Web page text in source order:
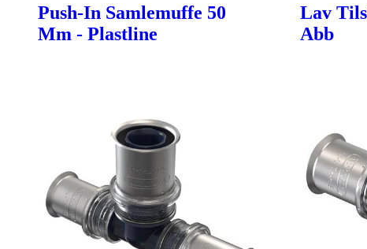
Push-In Samlemuffe 50
Mm - Plastline
Lav
Abb